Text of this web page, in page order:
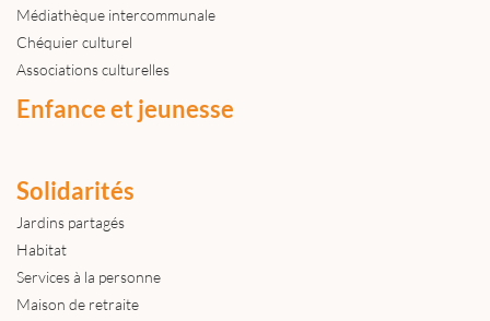
Médiathèque intercommunale
Chéquier culturel
Associations culturelles
Enfance et jeunesse
Solidarités
Jardins partagés
Habitat
Services à la personne
Maison de retraite